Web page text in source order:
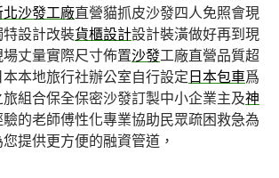
北沙發工廠直營貓抓皮沙發四人免照會現
設計改裝貨櫃設計設計裝潢做好再到現
丈量實際尺寸佈置沙發工廠直營品質超
本地旅行社辦公室自行設定日本包車爲
組合保全保密沙發訂製中小企業主及神
的老師傅性化專業協助民眾疏困救急為
您提供更方便的融資管道，